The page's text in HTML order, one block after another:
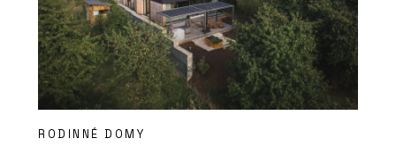
RODINNÉ DOMY